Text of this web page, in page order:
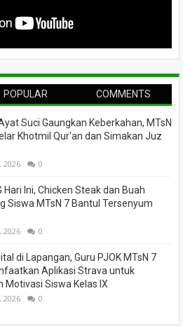
POPULAR COMMENTS
Suci Gaungkan Keberkahan, MTsN
Khotmil Qur'an dan Simakan Juz
2026 0
Hari Ini, Chicken Steak dan Buah
Siswa MTsN 7 Bantul Tersenyum
2026 0
di Lapangan, Guru PJOK MTsN 7
Aplikasi Strava untuk
Motivasi Siswa Kelas IX
2026 0